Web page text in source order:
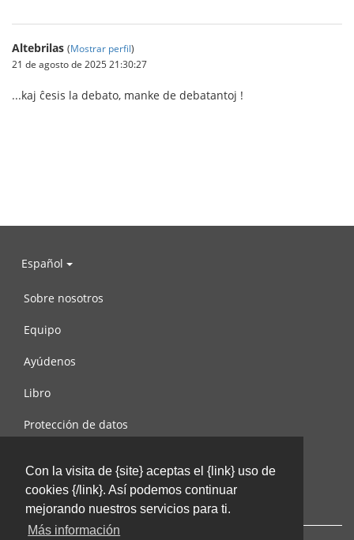
Con la visita de {site} aceptas el {link} uso de
cookies {/link}. Así podemos continuar
mejorando nuestros servicios para ti.
Más información
Altebrilas (Mostrar perfil)
21 de agosto de 2025 21:30:27
...kaj ĉesis la debato, manke de debatantoj !
Español
Sobre nosotros
Equipo
Ayúdenos
Libro
Protección de datos
Contáctenos